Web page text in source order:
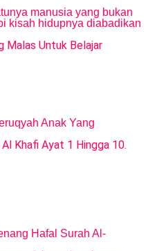
manusia yang bukan
kisah hidupnya diabadikan
Anak Yang
Hafal Surah Al-